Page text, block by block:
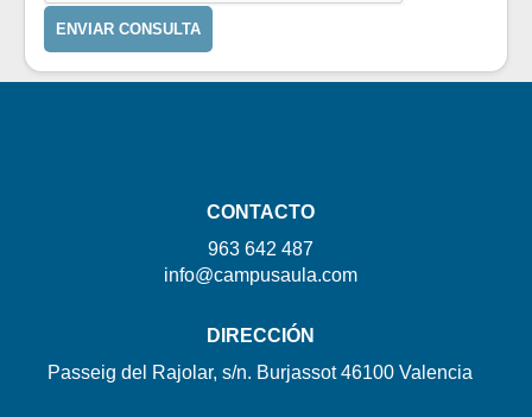
ENVIAR CONSULTA
CONTACTO
963 642 487
info@campusaula.com
DIRECCIÓN
Passeig del Rajolar, s/n. Burjassot 46100 Valencia